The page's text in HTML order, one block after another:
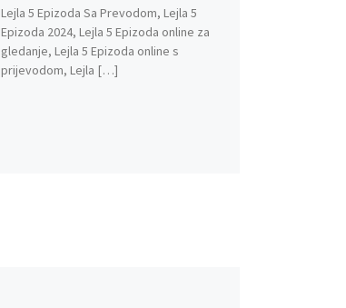
Lejla 5 Epizoda Sa Prevodom, Lejla 5
Epizoda 2024, Lejla 5 Epizoda online za
gledanje, Lejla 5 Epizoda online s
prijevodom, Lejla […]